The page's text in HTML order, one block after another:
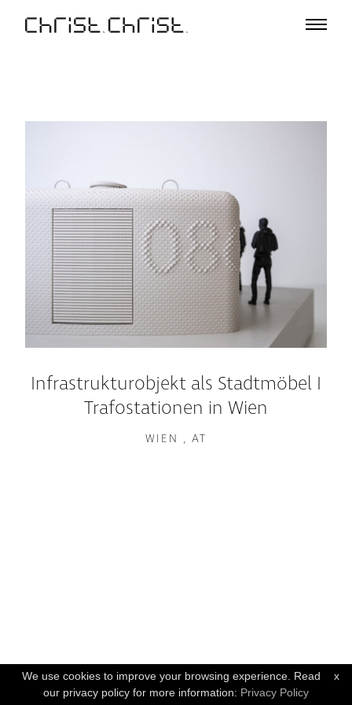
Projekte
Team
Auszeichnungen
Vorträge & Ausstellungen
Medien
Jobs
Kontakt
De En
Infrastrukturobjekt als Stadtmöbel I
Trafostationen in Wien
WIEN , AT
x
We use cookies to improve your browsing experience. Read
our privacy policy for more information: Privacy Policy